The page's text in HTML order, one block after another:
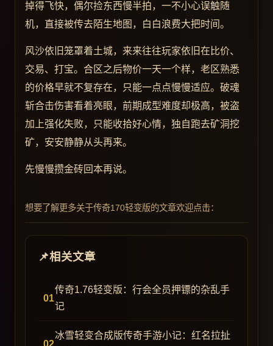
掉得飞快，偶尔捡东西慢半拍，一不小心误触随
机，直接被传去陌生地图，白白浪费大把时间。
风沙依旧笼罩着土城，来来往往玩家依旧在比价、
交易、打宝。合区之后物价一天一个样，老区熟悉
的价格早就不复存在，只能一点点慢慢适应。破魂
斩合击伤害看着亮眼，前期成型难度却极高，被盗
加上强化失败，只能收拾好心情，独自跑去矿洞挖
矿，安安静静从头再来。
先慢慢攒金砖回本再说。
想要了解更多关于传奇170轻变版的文章欢迎点击：
相关文章
传奇1.76轻变版：行会全员押镖的杂乱手
记
冰雪轻变合成版传奇手游小记：红名拉扯